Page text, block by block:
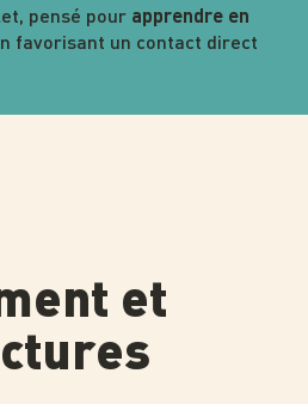
pensé pour apprendre en
favorisant un contact direct
et